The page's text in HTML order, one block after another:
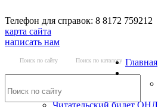
Телефон для справок: 8 8172 759212
карта сайта
написать нам
Поиск по сайту Поиск по каталогу Главная
Читательский билет